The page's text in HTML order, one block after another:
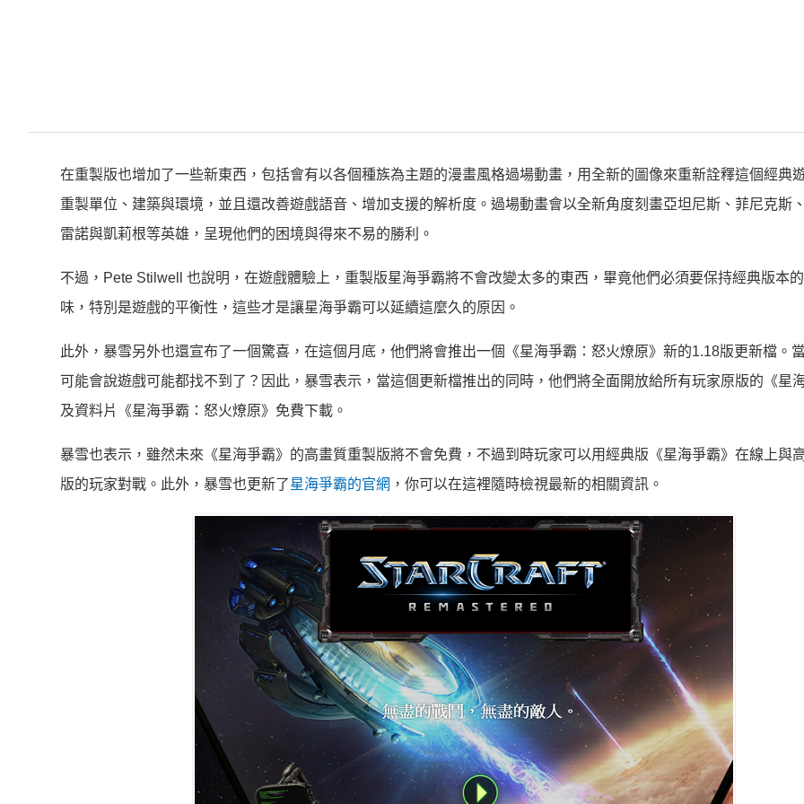
在重製版也增加了一些新東西，包括會有以各個種族為主題的漫畫風格過場動畫，用全新的圖像來重新詮釋這個經典
重製單位、建築與環境，並且還改善遊戲語音、增加支援的解析度。過場動畫會以全新角度刻畫亞坦尼斯、菲尼克斯
雷諾與凱莉根等英雄，呈現他們的困境與得來不易的勝利。
不過，Pete Stilwell 也說明，在遊戲體驗上，重製版星海爭霸將不會改變太多的東西，畢竟他們必須要保持經典版本
味，特別是遊戲的平衡性，這些才是讓星海爭霸可以延續這麼久的原因。
此外，暴雪另外也還宣布了一個驚喜，在這個月底，他們將會推出一個《星海爭霸：怒火燎原》新的1.18版更新檔。
可能會說遊戲可能都找不到了？因此，暴雪表示，當這個更新檔推出的同時，他們將全面開放給所有玩家原版的《星
及資料片《星海爭霸：怒火燎原》免費下載。
暴雪也表示，雖然未來《星海爭霸》的高畫質重製版將不會免費，不過到時玩家可以用經典版《星海爭霸》在線上與
版的玩家對戰。此外，暴雪也更新了星海爭霸的官網 ，你可以在這裡隨時檢視最新的相關資訊。